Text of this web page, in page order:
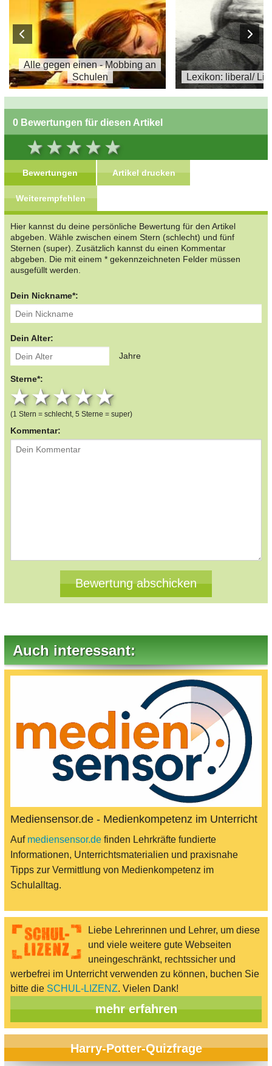
Alle gegen einen - Mobbing an
Schulen
Lexikon: liberal/
0 Bewertungen für diesen Artikel
Bewertungen Artikel drucken
Weiterempfehlen
Hier kannst du deine persönliche Bewertung für den Artikel
abgeben. Wähle zwischen einem Stern (schlecht) und fünf
Sternen (super). Zusätzlich kannst du einen Kommentar
abgeben. Die mit einem * gekennzeichneten Felder müssen
ausgefüllt werden.
Dein Nickname*:
Dein Alter:
Jahre
Sterne*:
4 stars
3 stars
2 stars
1 star
(1 Stern = schlecht, 5 Sterne = super)
Kommentar:
Auch interessant:
Mediensensor.de - Medienkompetenz im Unterricht
Auf mediensensor.de finden Lehrkräfte fundierte
Informationen, Unterrichtsmaterialien und praxisnahe
Tipps zur Vermittlung von Medienkompetenz im
Schulalltag.
Liebe Lehrerinnen und Lehrer, um diese
und viele weitere gute Webseiten
uneingeschränkt, rechtssicher und
werbefrei im Unterricht verwenden zu können, buchen Sie
bitte die SCHUL-LIZENZ. Vielen Dank!
mehr erfahren
Harry-Potter-Quizfrage